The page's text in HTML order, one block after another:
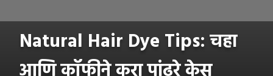
Natural Hair Dye Tips: चहा